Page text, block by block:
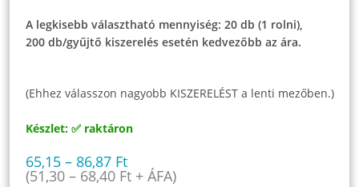
A legkisebb választható mennyiség: 20 db (1 rolni),
200 db/gyűjtő kiszerelés esetén kedvezőbb az ára.
(Ehhez válasszon nagyobb KISZERELÉST a lenti mezőben.)
Készlet: ✅ raktáron
65,15– 86,87 Ft
(51,30– 68,40 Ft + ÁFA)